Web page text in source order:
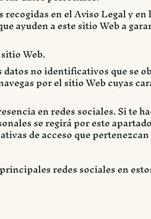
en el Aviso Legal y
ayuden a este sitio Web a
Web.
no identificativos que se
por el sitio Web cuyas
en redes sociales. Si te
se regirá por este
de acceso que
redes sociales en